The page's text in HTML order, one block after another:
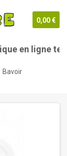
0,00 €
en ligne
Bavoir